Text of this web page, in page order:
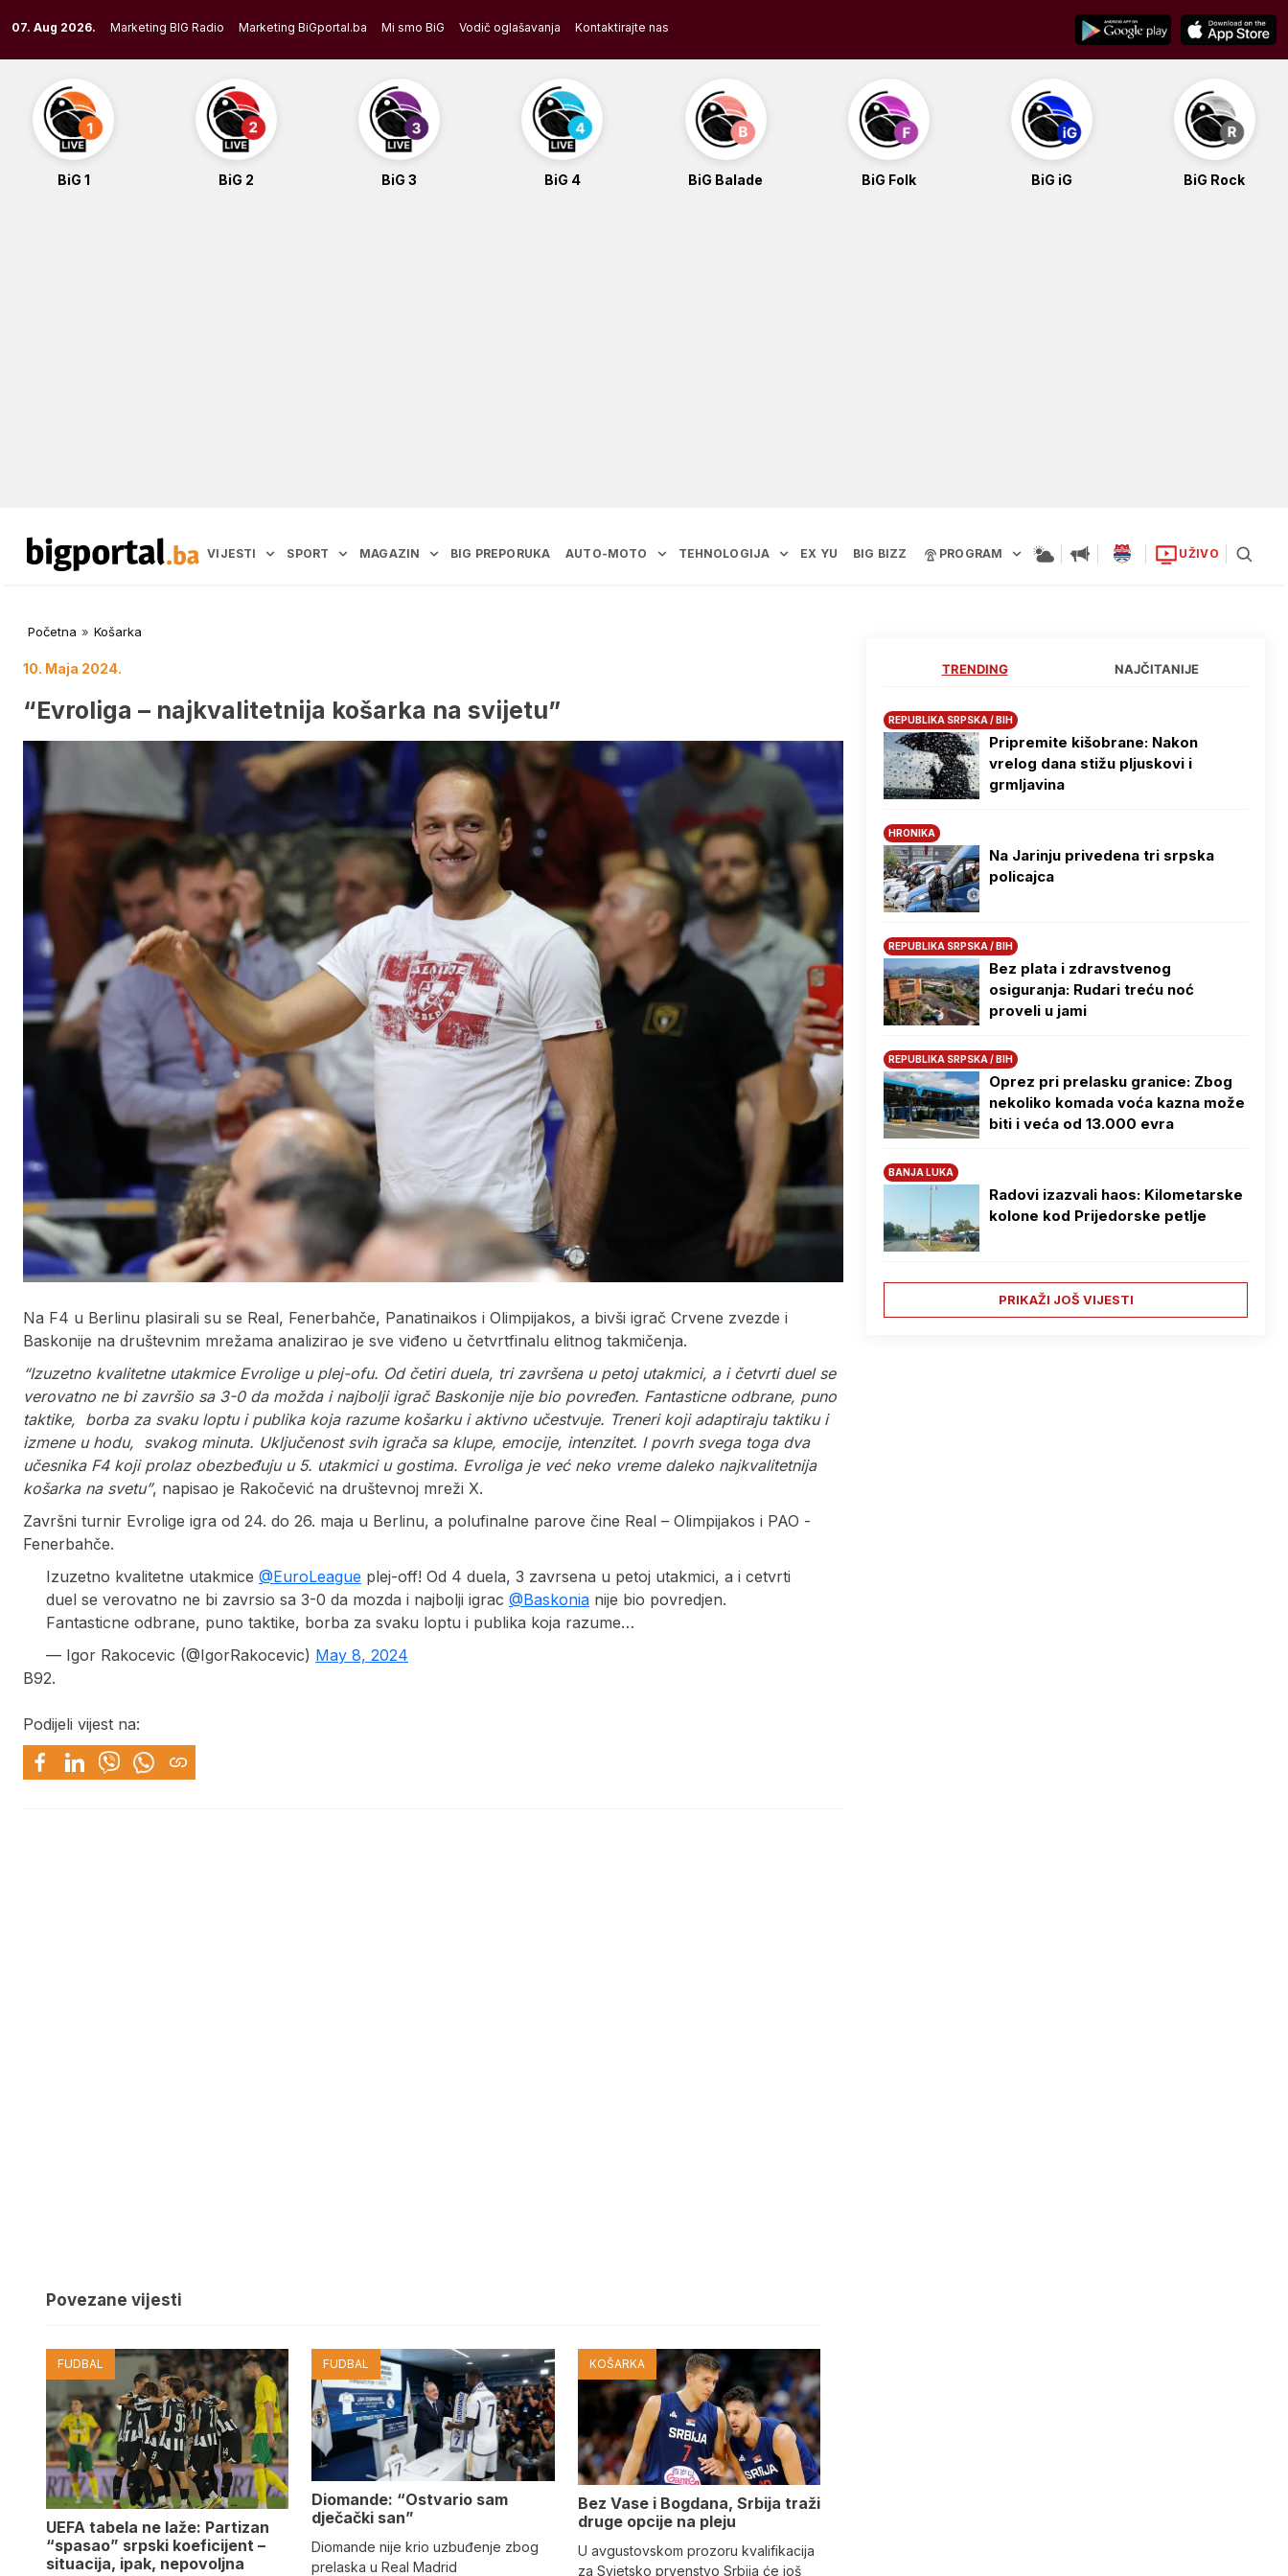
to
content
07. Aug 2026. Marketing BIG Radio Marketing BiGportal.ba Mi smo BiG Vodič oglašavanja Kontaktirajte nas
BiG 1 BiG 2 BiG 3 BiG 4 BiG Balade BiG Folk BiG iG BiG Rock
VIJESTI SPORT MAGAZIN BIG PREPORUKA AUTO-MOTO TEHNOLOGIJA EX YU BIG BIZZ PROGRAM UŽIVO
Početna » Košarka
10. Maja 2024.
“Evroliga – najkvalitetnija košarka na svijetu”
Na F4 u Berlinu plasirali su se Real, Fenerbahče, Panatinaikos i Olimpijakos, a bivši igrač Crvene zvezde i
Baskonije na društevnim mrežama analizirao je sve viđeno u četvrtfinalu elitnog takmičenja.
“Izuzetno kvalitetne utakmice Evrolige u plej-ofu. Od četiri duela, tri završena u petoj utakmici, a i četvrti duel se
verovatno ne bi završio sa 3-0 da možda i najbolji igrač Baskonije nije bio povređen. Fantasticne odbrane, puno
taktike, borba za svaku loptu i publika koja razume košarku i aktivno učestvuje. Treneri koji adaptiraju taktiku i
izmene u hodu, svakog minuta. Uključenost svih igrača sa klupe, emocije, intenzitet. I povrh svega toga dva
učesnika F4 koji prolaz obezbeđuju u 5. utakmici u gostima. Evroliga je već neko vreme daleko najkvalitetnija
košarka na svetu”, napisao je Rakočević na društevnoj mreži X.
Završni turnir Evrolige igra od 24. do 26. maja u Berlinu, a polufinalne parove čine Real – Olimpijakos i PAO -
Fenerbahče.
Izuzetno kvalitetne utakmice @EuroLeague plej-off! Od 4 duela, 3 zavrsena u petoj utakmici, a i cetvrti
duel se verovatno ne bi zavrsio sa 3-0 da mozda i najbolji igrac @Baskonia nije bio povredjen.
Fantasticne odbrane, puno taktike, borba za svaku loptu i publika koja razume…
— Igor Rakocevic (@IgorRakocevic) May 8, 2024
B92.
Podijeli vijest na:
Povezane vijesti
FUDBAL
UEFA tabela ne laže: Partizan
“spasao” srpski koeficijent –
situacija, ipak, nepovoljna
FUDBAL
Diomande: “Ostvario sam
dječački san”
Diomande nije krio uzbuđenje zbog
prelaska u Real Madrid
KOŠARKA
Bez Vase i Bogdana, Srbija traži
druge opcije na pleju
U avgustovskom prozoru kvalifikacija
za Svjetsko prvenstvo Srbija će još
TRENDING NAJČITANIJE
REPUBLIKA SRPSKA / BIH
Pripremite kišobrane: Nakon
vrelog dana stižu pljuskovi i
grmljavina
HRONIKA
Na Јarinju privedena tri srpska
policajca
REPUBLIKA SRPSKA / BIH
Bez plata i zdravstvenog
osiguranja: Rudari treću noć
proveli u jami
REPUBLIKA SRPSKA / BIH
Oprez pri prelasku granice: Zbog
nekoliko komada voća kazna može
biti i veća od 13.000 evra
BANJA LUKA
Radovi izazvali haos: Kilometarske
kolone kod Prijedorske petlje
PRIKAŽI JOŠ VIJESTI